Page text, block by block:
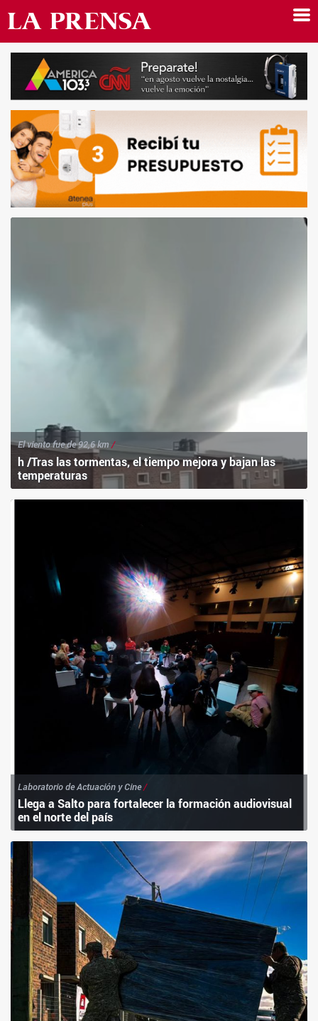
El viento fue de 92,6 km /
h /Tras las tormentas, el tiempo mejora y bajan las
temperaturas
Laboratorio de Actuación y Cine/
Llega a Salto para fortalecer la formación audiovisual
en el norte del país